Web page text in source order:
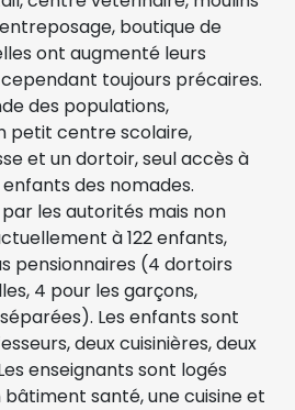
boutique de
ont augmenté leurs
toujours précaires.
des populations,
petit centre scolaire,
et un dortoir, seul accès à
des nomades.
les autorités mais non
à 122 enfants,
pensionnaires (4 dortoirs
4 pour les garçons,
Les enfants sont
deux cuisinières, deux
enseignants sont logés
bâtiment santé, une cuisine et